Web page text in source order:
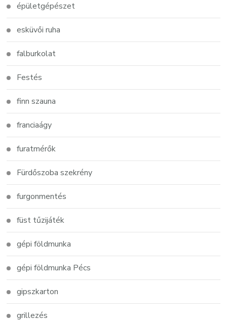
épületgépészet
esküvői ruha
falburkolat
Festés
finn szauna
franciaágy
furatmérők
Fürdőszoba szekrény
furgonmentés
füst tűzijáték
gépi földmunka
gépi földmunka Pécs
gipszkarton
grillezés